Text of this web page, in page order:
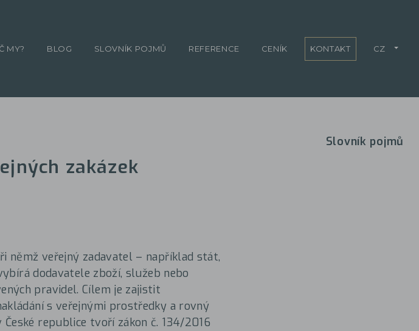
Slovník pojmů
zakázek
němž veřejný zadavatel – například stát,
dodavatele zboží, služeb nebo
pravidel. Cílem je zajistit
s veřejnými prostředky a rovný
republice tvoří zákon č. 134/2016
MY? BLOG SLOVNÍK POJMŮ REFERENCE CENÍK KONTAKT CZ